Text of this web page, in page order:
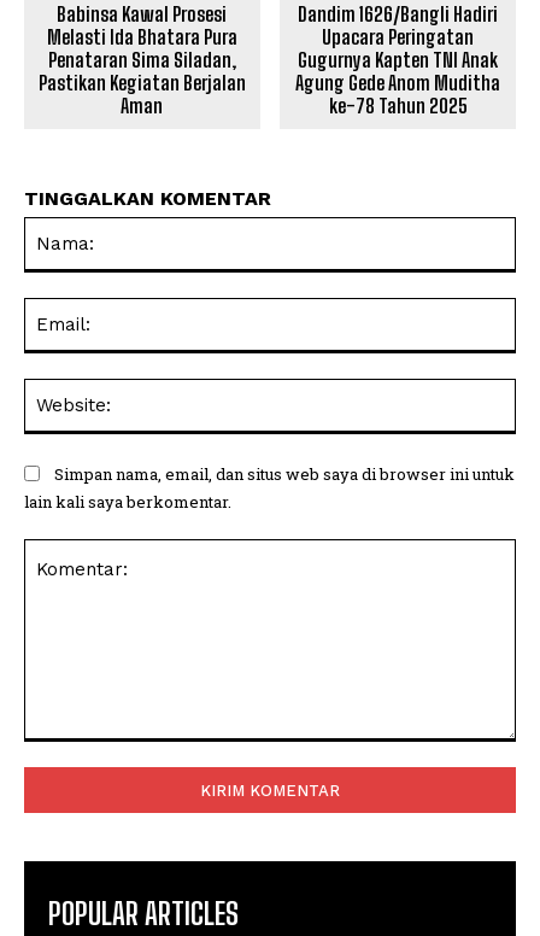
Babinsa Kawal Prosesi
Melasti Ida Bhatara Pura
Penataran Sima Siladan,
Pastikan Kegiatan Berjalan
Aman
Dandim 1626/Bangli Hadiri
Upacara Peringatan
Gugurnya Kapten TNI Anak
Agung Gede Anom Muditha
ke-78 Tahun 2025
TINGGALKAN KOMENTAR
Simpan nama, email, dan situs web saya di browser ini untuk
lain kali saya berkomentar.
POPULAR ARTICLES